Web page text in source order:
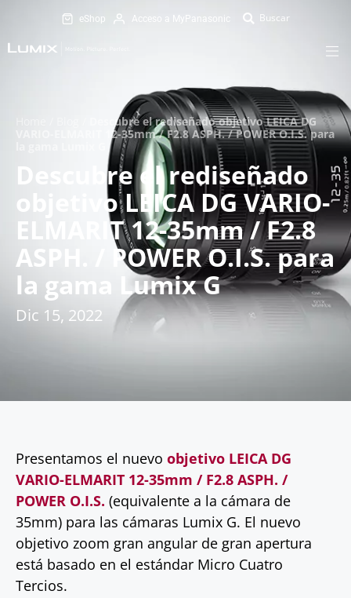
eShop Acceso a MyPanasonic
Descubre el rediseñado objetivo LEICA DG
VARIO-ELMARIT 12-35mm / F2.8 ASPH. / POWER O.I.S. para
Descubre el rediseñado
objetivo LEICA DG VARIO-
ELMARIT 12-35mm / F2.8
ASPH. / POWER O.I.S. para
la gama Lumix G
Dic 15, 2022
Presentamos el nuevo objetivo LEICA DG
VARIO-ELMARIT 12-35mm / F2.8 ASPH. /
POWER O.I.S. (equivalente a la cámara de
35mm) para las cámaras Lumix G. El nuevo
objetivo zoom gran angular de gran apertura
está basado en el estándar Micro Cuatro
Tercios.